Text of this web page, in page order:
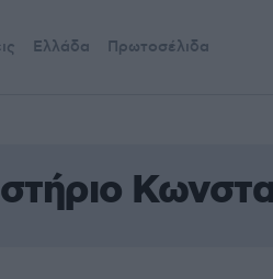
Ελλάδα Πρωτοσέλιδα